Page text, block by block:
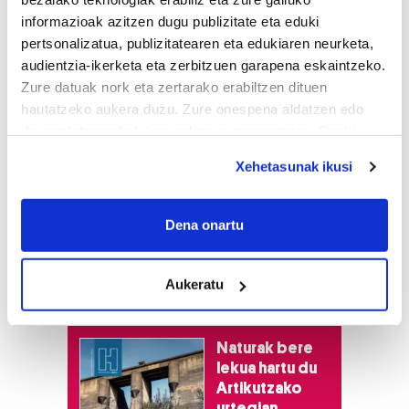
informazioak azitzen dugu publizitate eta eduki
pertsonalizatua, publizitatearen eta edukiaren neurketa,
audientzia-ikerketa eta zerbitzuen garapena eskaintzeko.
Zure datuak nork eta zertarako erabiltzen dituen
hautatzeko aukera duzu. Zure onespena aldatzen edo
If you allow, we would also like to:
Collect information about your geographical
Identify your device by actively scanning it for
specific characteristics (fingerprinting)
Find out more about how your personal data is processed
and set your preferences in thedetails section
Guk eta gure bazkideek zure datu pertsonalak
Xehetasunak ikusi
Dena onartu
Aukeratu
Astekaria
Naturak bere
lekua hartu du
Artikutzako